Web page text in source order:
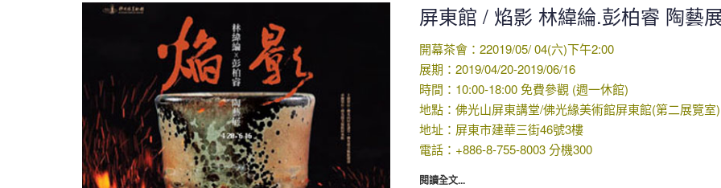
屏東館 / 焰影 林緯綸.彭柏睿 陶藝
開幕茶會：22019/05/ 04(六)下午2:00
展期：2019/04/20-2019/06/16
時間：10:00-18:00 免費參觀 (週一休館)
地點：佛光山屏東講堂/佛光緣美術館屏東館(第二展覽室)
地址：屏東市建華三街46號3樓
電話：+886-8-755-8003 分機300
閱讀全文...